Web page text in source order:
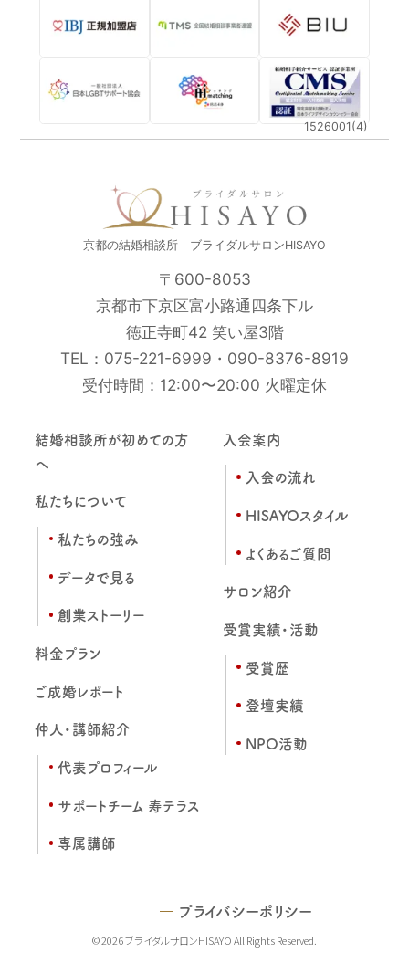
1526001(4)
京都の結婚相談所｜ブライダルサロンHISAYO
〒600-8053
京都市下京区富小路通四条下ル
徳正寺町42 笑い屋3階
TEL： 075-221-6999 ・ 090-8376-8919
受付時間：12:00〜20:00 火曜定休
結婚相談所が初めての方
へ
私たちについて
私たちの強み
データで見る
創業ストーリー
料金プラン
ご成婚レポート
仲人・講師紹介
代表プロフィール
サポートチーム 寿テラス
専属講師
入会案内
入会の流れ
HISAYOスタイル
よくあるご質問
サロン紹介
受賞実績・活動
受賞歴
登壇実績
NPO活動
プライバシーポリシー
© 2026 ブライダルサロンHISAYO All Rights Reserved.